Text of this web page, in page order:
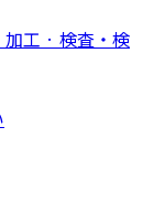
工 · 検査・検